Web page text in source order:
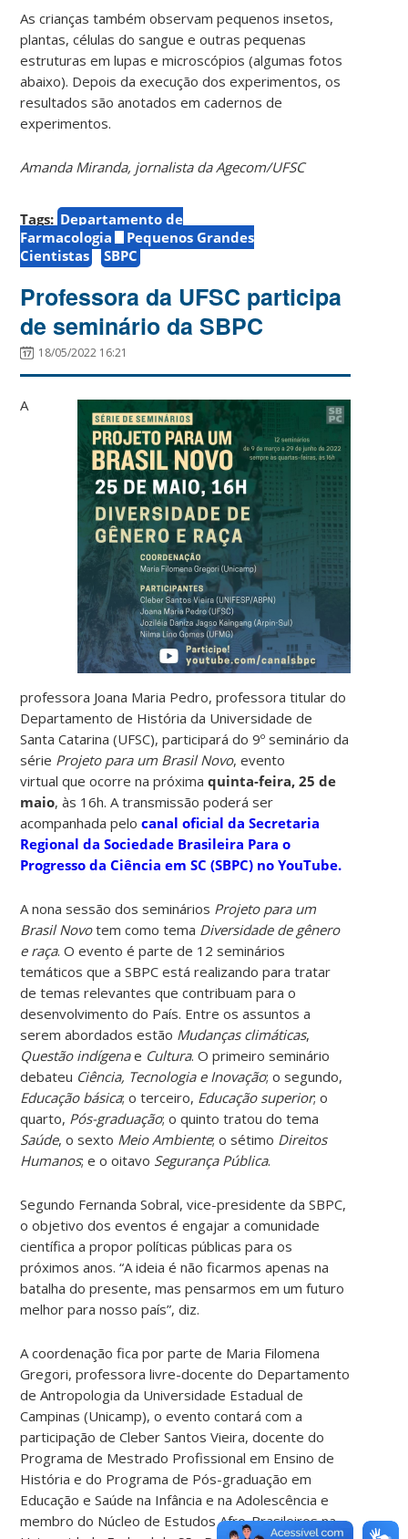
As crianças também observam pequenos insetos,
plantas, células do sangue e outras pequenas
estruturas em lupas e microscópios (algumas fotos
abaixo). Depois da execução dos experimentos, os
resultados são anotados em cadernos de
experimentos.
Amanda Miranda, jornalista da Agecom/UFSC
Tags: Departamento de
Farmacologia
Pequenos Grandes
Cientistas
SBPC
Professora da UFSC participa
de seminário da SBPC
18/05/2022 16:21
A
professora Joana Maria Pedro, professora titular do
Departamento de História da Universidade de
Santa Catarina (UFSC), participará do 9º seminário da
série Projeto para um Brasil Novo, evento
virtual que ocorre na próximaquinta-feira, 25 de
maio, às 16h. A transmissão poderá ser
acompanhada pelocanal oficial da Secretaria
Regional da Sociedade Brasileira Para o
Progresso da Ciência em SC (SBPC) no YouTube.
A nona sessão dos seminários Projeto para um
Brasil Novotem como tema Diversidade de gênero
e raça. O evento é parte de 12 seminários
temáticos que a SBPC está realizando para tratar
de temas relevantes que contribuam para o
desenvolvimento do País. Entre os assuntos a
serem abordados estão Mudanças climáticas,
Questão indígenae Cultura. O primeiro seminário
debateu Ciência, Tecnologia e Inovação; o segundo,
Educação básica; o terceiro, Educação superior; o
quarto, Pós-graduação; o quinto tratou do tema
Saúde, o sexto Meio Ambiente; o sétimo Direitos
Humanos; e o oitavo Segurança Pública.
Segundo Fernanda Sobral, vice-presidente da SBPC,
o objetivo dos eventos é engajar a comunidade
científica a propor políticas públicas para os
próximos anos. “A ideia é não ficarmos apenas na
batalha do presente, mas pensarmos em um futuro
melhor para nosso país”, diz.
A coordenação fica por parte de Maria Filomena
Gregori, professora livre-docente do Departamento
de Antropologia da Universidade Estadual de
Campinas (Unicamp), o evento contará com a
participação de Cleber Santos Vieira, docente do
Programa de Mestrado Profissional em Ensino de
História e do Programa de Pós-graduação em
Educação e Saúde na Infância e na Adolescência e
membro do Núcleo de Estudos Afro-Brasileiros na